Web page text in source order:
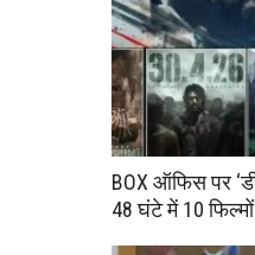
BOX ऑफिस पर
48 घंटे में 10